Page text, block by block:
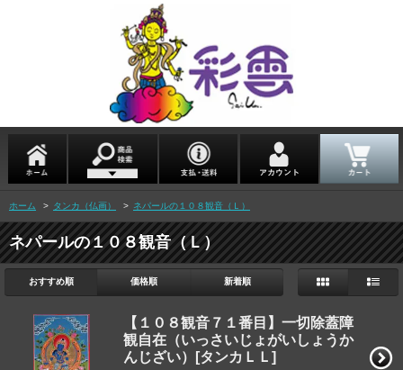
ホーム > タンカ（仏画） > ネパールの１０８観音（Ｌ）
ネパールの１０８観音（Ｌ）
おすすめ順 価格順 新着順
【１０８観音７１番目】一切除蓋障
観自在（いっさいじょがいしょうか
んじざい）[タンカＬＬ]